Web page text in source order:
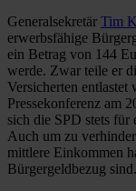
Generalsekretär Tim
erwerbsfähige
ein Betrag von 144
werde. Zwar teile er
Versicherten entlastet
Pressekonferenz am
sich die SPD stets für
Auch um zu
mittlere Einkommen
Bürgergeldbezug sind.